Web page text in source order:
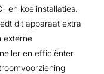
en koelinstallaties.
dit apparaat extra
externe
en efficiënter